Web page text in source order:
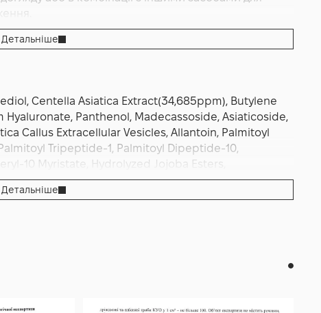
Детальніше
Centella Asiatica Extract(34,685ppm), Butylene
Hyaluronate, Panthenol, Madecassoside, Asiaticoside,
Callus Extracellular Vesicles, Allantoin, Palmitoyl
Tripeptide-1, Palmitoyl Dipeptide-10,
10 Myristate, Hydrolyzed Jojoba Esters,
Dipotassium Glycyrrhizate, Adenosine, Disodium
lecithin, Polyglyceryl-10 Stearate,
Детальніше